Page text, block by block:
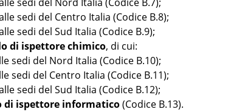
sedi del Centro Italia (Codice B.8);
sedi del Sud Italia (Codice B.9);
di ispettore chimico, di cui:
sedi del Nord Italia (Codice B.10);
sedi del Centro Italia (Codice B.11);
sedi del Sud Italia (Codice B.12);
di ispettore informatico(Codice B.13).